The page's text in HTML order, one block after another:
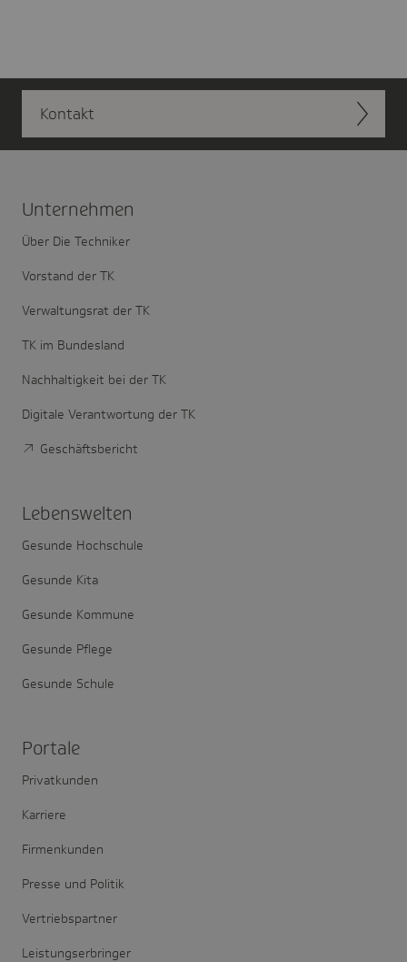
Kontakt
Unter­nehmen
Über Die Techniker
Vorstand der TK
Verwaltungsrat der TK
TK im Bundesland
Nachhaltigkeit bei der TK
Digitale Verantwortung der TK
Geschäftsbericht
Lebens­welten
Gesunde Hochschule
Gesunde Kita
Gesunde Kommune
Gesunde Pflege
Gesunde Schule
Portale
Privatkunden
Karriere
Firmenkunden
Presse und Politik
Vertriebspartner
Leistungserbringer